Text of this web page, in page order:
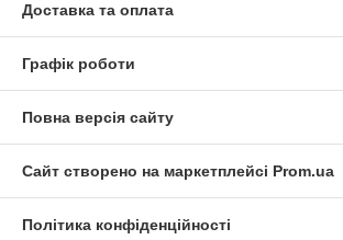
Доставка та оплата
Графік роботи
Повна версія сайту
Сайт створено на маркетплейсі Prom.ua
Політика конфіденційності